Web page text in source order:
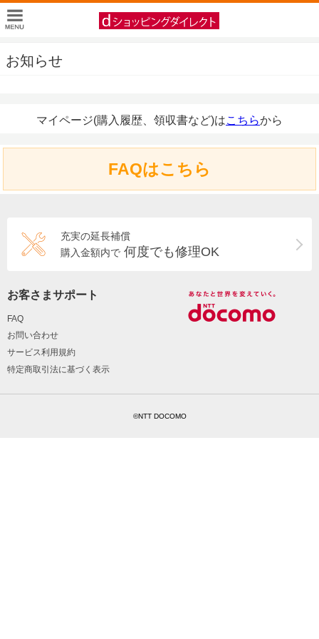
お知らせ
マイページ(購入履歴、領収書など)はこちらから
FAQはこちら
充実の延長補償
購入金額内で 何度でも修理OK
お客さまサポート
FAQ
お問い合わせ
サービス利用規約
特定商取引法に基づく表示
©NTT DOCOMO